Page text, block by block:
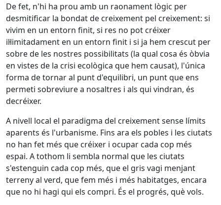
De fet, n'hi ha prou amb un raonament lògic per
desmitificar la bondat de creixement pel creixement: si
vivim en un entorn finit, si res no pot créixer
il·limitadament en un entorn finit i si ja hem crescut per
sobre de les nostres possibilitats (la qual cosa és òbvia
en vistes de la crisi ecològica que hem causat), l'única
forma de tornar al punt d'equilibri, un punt que ens
permeti sobreviure a nosaltres i als qui vindran, és
decréixer.
A nivell local el paradigma del creixement sense límits
aparents és l'urbanisme. Fins ara els pobles i les ciutats
no han fet més que créixer i ocupar cada cop més
espai. A tothom li sembla normal que les ciutats
s'estenguin cada cop més, que el gris vagi menjant
terreny al verd, que fem més i més habitatges, encara
que no hi hagi qui els compri. És el progrés, què vols.